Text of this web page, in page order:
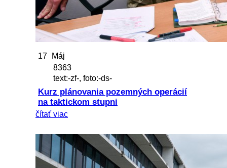
17
Máj
8363
text:-zf-, foto:-ds-
Kurz plánovania pozemných operácií
na taktickom stupni
čítať viac